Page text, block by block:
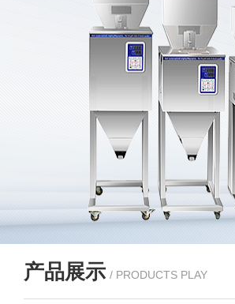
产品展示 / PRODUCTS PLAY